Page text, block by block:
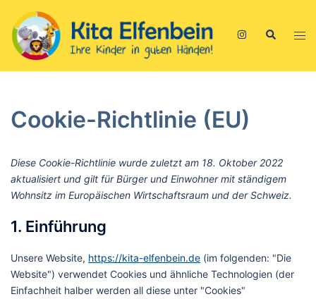
Inhalt
springen
Suche
Cookie-Richtlinie (EU)
Diese Cookie-Richtlinie wurde zuletzt am 18. Oktober 2022
aktualisiert und gilt für Bürger und Einwohner mit ständigem
Wohnsitz im Europäischen Wirtschaftsraum und der Schweiz.
1. Einführung
Unsere Website, https://kita-elfenbein.de (im folgenden: "Die
Website") verwendet Cookies und ähnliche Technologien (der
Einfachheit halber werden all diese unter "Cookies"